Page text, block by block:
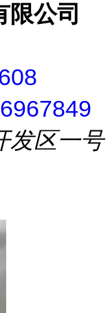
公司
发区一号